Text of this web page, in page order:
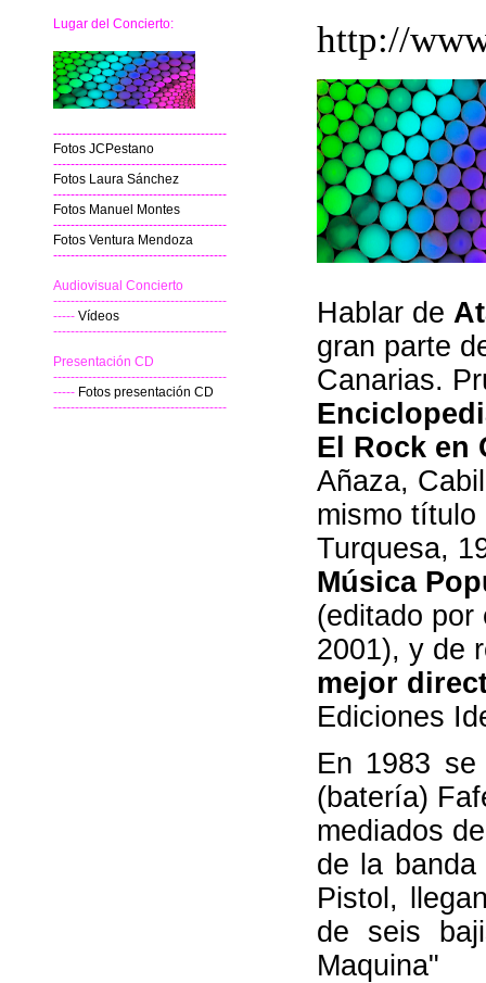
Lugar del Concierto:
----------------------------------------
Fotos JCPestano
----------------------------------------
Fotos Laura Sánchez
----------------------------------------
Fotos Manuel Montes
----------------------------------------
Fotos Ventura Mendoza
----------------------------------------
Audiovisual Concierto
----------------------------------------
----- Vídeos
----------------------------------------
Presentación CD
----------------------------------------
----- Fotos presentación CD
----------------------------------------
http://
Hablar de
gran parte
Canarias.
El Rock en
Añaza,
mismo título
Turquesa,
Música
(editado por
2001), y de
mejor
Ediciones
En 1983
(batería)
mediados
de la
Pistol,
de seis
Maquina"